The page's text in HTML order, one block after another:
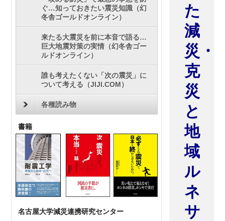
ぐ…知っておきたい震災知識（幻
冬舎ゴールドオンライン）
来たる大震災を前に本音で語る…
巨大地震対策の実情（幻冬舎ゴー
ルドオンライン）
誰も考えたくない「次の震災」に
ついて考える（JIJI.COM）
各種読み物
書籍
名古屋大学減災連携研究センター
た
減
災・
克
災
と
地
域
ル
ネ
サ